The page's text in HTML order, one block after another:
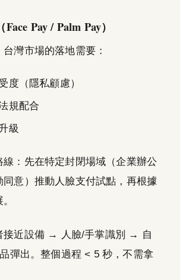
Pay / Palm Pay）
灣市場的落地需要：
度（隱私顧慮）
規配合
級
線：先在特定封閉場域（企業辦公
同意）推動人臉支付試點，再根據
接近設備 → 人臉/手掌識別 → 自
彈出。整個過程 < 5 秒，不需拿